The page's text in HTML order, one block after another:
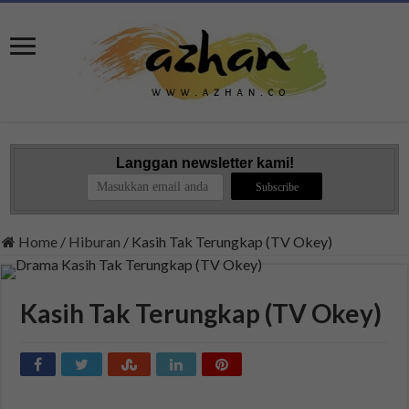
Langgan newsletter kami!
Home / Hiburan / Kasih Tak Terungkap (TV Okey)
Kasih Tak Terungkap (TV Okey)